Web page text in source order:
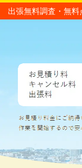
出張無料調査・無料